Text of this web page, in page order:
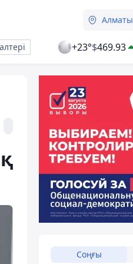
Алматы
+23°$469.93
Соңғы